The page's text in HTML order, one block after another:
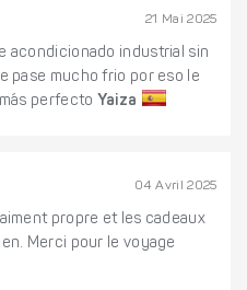
21 Mai 2025
acondicionado industrial sin
pase mucho frio por eso le
perfecto Yaiza
04 Avril 2025
propre et les cadeaux
Merci pour le voyage